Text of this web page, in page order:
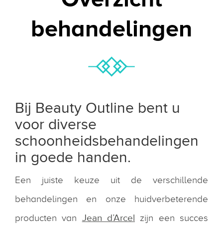
behandelingen
Bij Beauty Outline bent u
voor diverse
schoonheidsbehandelingen
in goede handen.
Een juiste keuze uit de verschillende
behandelingen en onze huidverbeterende
producten van Jean d’Arcel zijn een succes